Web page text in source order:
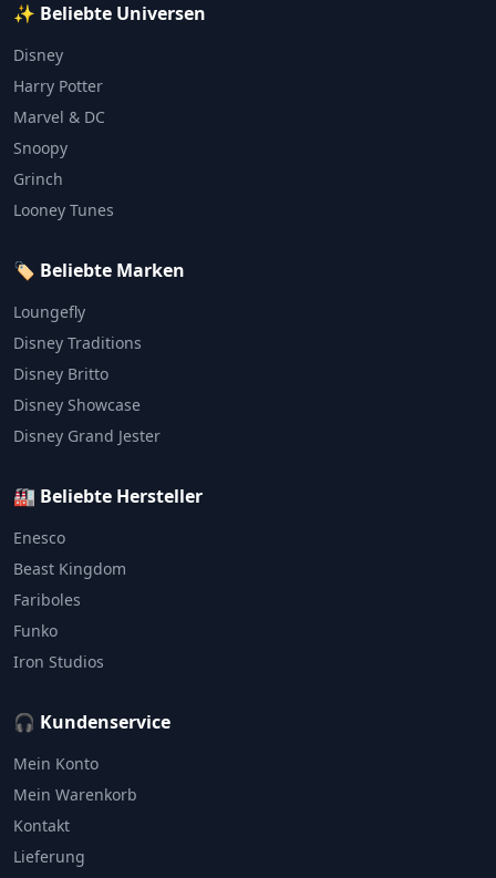
✨ Beliebte Universen
Disney
Harry Potter
Marvel & DC
Snoopy
Grinch
Looney Tunes
🏷️ Beliebte Marken
Loungefly
Disney Traditions
Disney Britto
Disney Showcase
Disney Grand Jester
🏭 Beliebte Hersteller
Enesco
Beast Kingdom
Fariboles
Funko
Iron Studios
🎧 Kundenservice
Mein Konto
Mein Warenkorb
Kontakt
Lieferung